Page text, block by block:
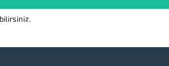
vermekteyiz. Tüm soru,...